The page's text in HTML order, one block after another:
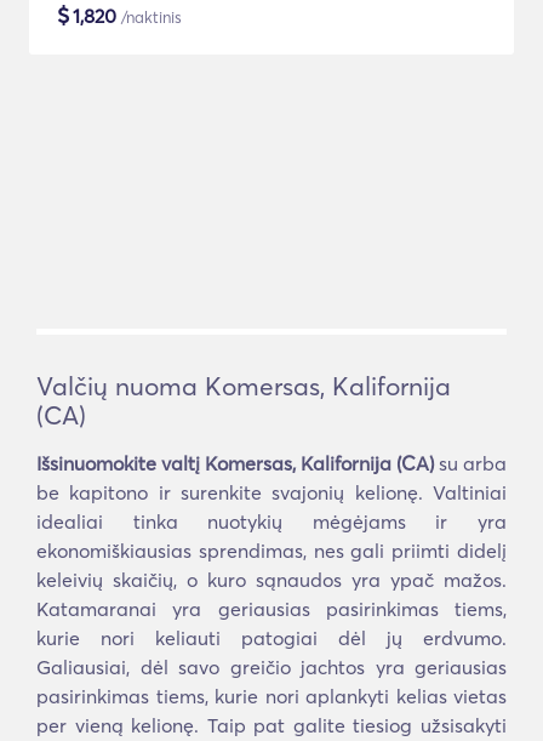
$1,820 /naktinis
Valčių nuoma Komersas, Kalifornija
(CA)
Išsinuomokite valtį Komersas, Kalifornija (CA)su arba
be kapitono ir surenkite svajonių kelionę. Valtiniai
idealiai tinka nuotykių mėgėjams ir yra
ekonomiškiausias sprendimas, nes gali priimti didelį
keleivių skaičių, o kuro sąnaudos yra ypač mažos.
Katamaranai yra geriausias pasirinkimas tiems,
kurie nori keliauti patogiai dėl jų erdvumo.
Galiausiai, dėl savo greičio jachtos yra geriausias
pasirinkimas tiems, kurie nori aplankyti kelias vietas
per vieną kelionę. Taip pat galite tiesiog užsisakyti